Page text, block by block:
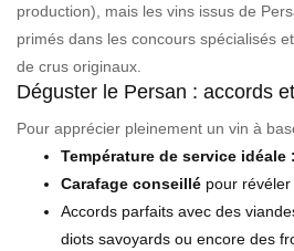
production), mais les vins issus de
primés dans les concours spécialisés
de crus originaux.
Déguster le Persan : accords
Pour apprécier pleinement un vin à
Température de service idéale :
Carafage conseillé pour
Accords parfaits avec des
diots savoyards ou encore des